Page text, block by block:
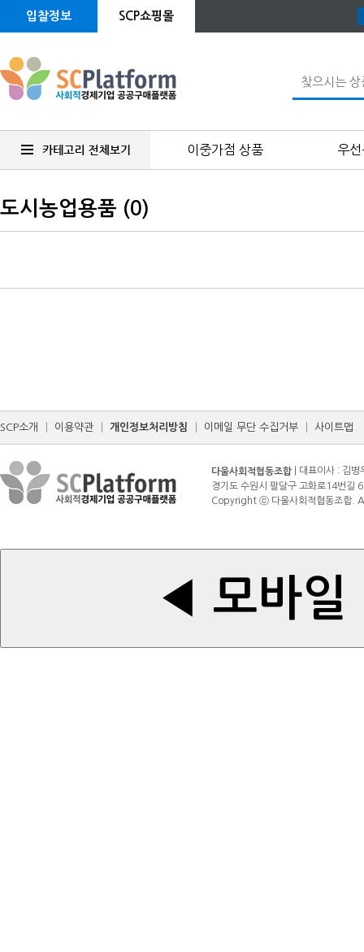
입찰정보 SCP쇼핑몰
이중가점 상품 우
도시농업용품 (0)
SCP소개 이용약관 개인정보처리방침 이메일 무단 수집거부 사이트맵
다울사회적협동조합 | 대표이사 : 김
경기도 수원시 팔달구 고화로14번
Copyright ⓒ 다울사회적협동조합.